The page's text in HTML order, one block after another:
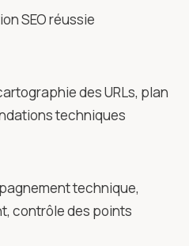
SEO réussie
des URLs, plan
techniques
technique,
contrôle des points